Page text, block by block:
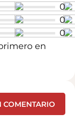
0
0
0
en
COMENTARIO